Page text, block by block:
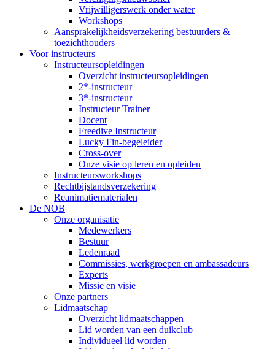
Vrijwilligerswerk onder water
Workshops
Aansprakelijkheidsverzekering bestuurders &
toezichthouders
Voor instructeurs
Instructeursopleidingen
Overzicht instructeursopleidingen
2*-instructeur
3*-instructeur
Instructeur Trainer
Docent
Freedive Instructeur
Lucky Fin-begeleider
Cross-over
Onze visie op leren en opleiden
Instructeursworkshops
Rechtbijstandsverzekering
Reanimatiematerialen
De NOB
Onze organisatie
Medewerkers
Bestuur
Ledenraad
Commissies, werkgroepen en ambassadeurs
Experts
Missie en visie
Onze partners
Lidmaatschap
Overzicht lidmaatschappen
Lid worden van een duikclub
Individueel lid worden